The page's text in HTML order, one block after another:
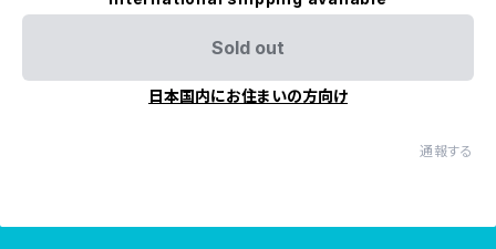
Sold out
日本国内にお住まいの方向け
通報する